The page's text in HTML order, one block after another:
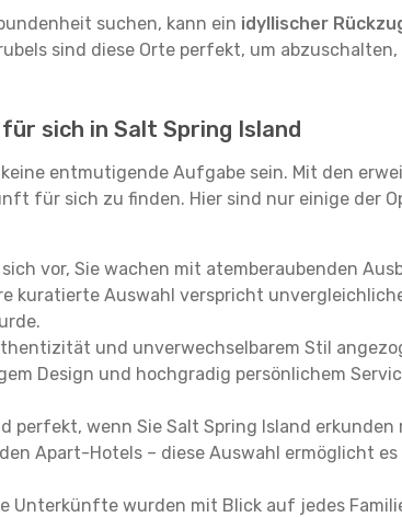
suchen, kann ein idyllischer
sind diese Orte perfekt, um
sich in Salt Spring Island
entmutigende Aufgabe sein. Mit den
für sich zu finden. Hier sind nur einige der
vor, Sie wachen mit atemberaubenden
kuratierte Auswahl verspricht
und unverwechselbarem Stil
Design und hochgradig persönlichem
perfekt, wenn Sie Salt Spring Island
Apart-Hotels – diese Auswahl ermöglicht
Unterkünfte wurden mit Blick auf jedes